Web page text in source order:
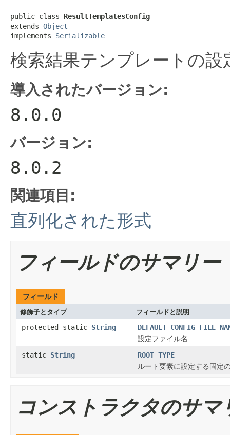
public class ResultTemplatesConfig
extends Object
implements Serializable
検索結果テンプレートの
導入されたバージョン:
8.0.0
バージョン:
8.0.2
関連項目:
直列化された形式
フィールドのサマリー
フィールド
修飾子とタイプ フィールドと説明
protected static String
設定ファイル名
static String
ROOT_TYPE
ルート要素に設定する固定
コンストラクタのサマ